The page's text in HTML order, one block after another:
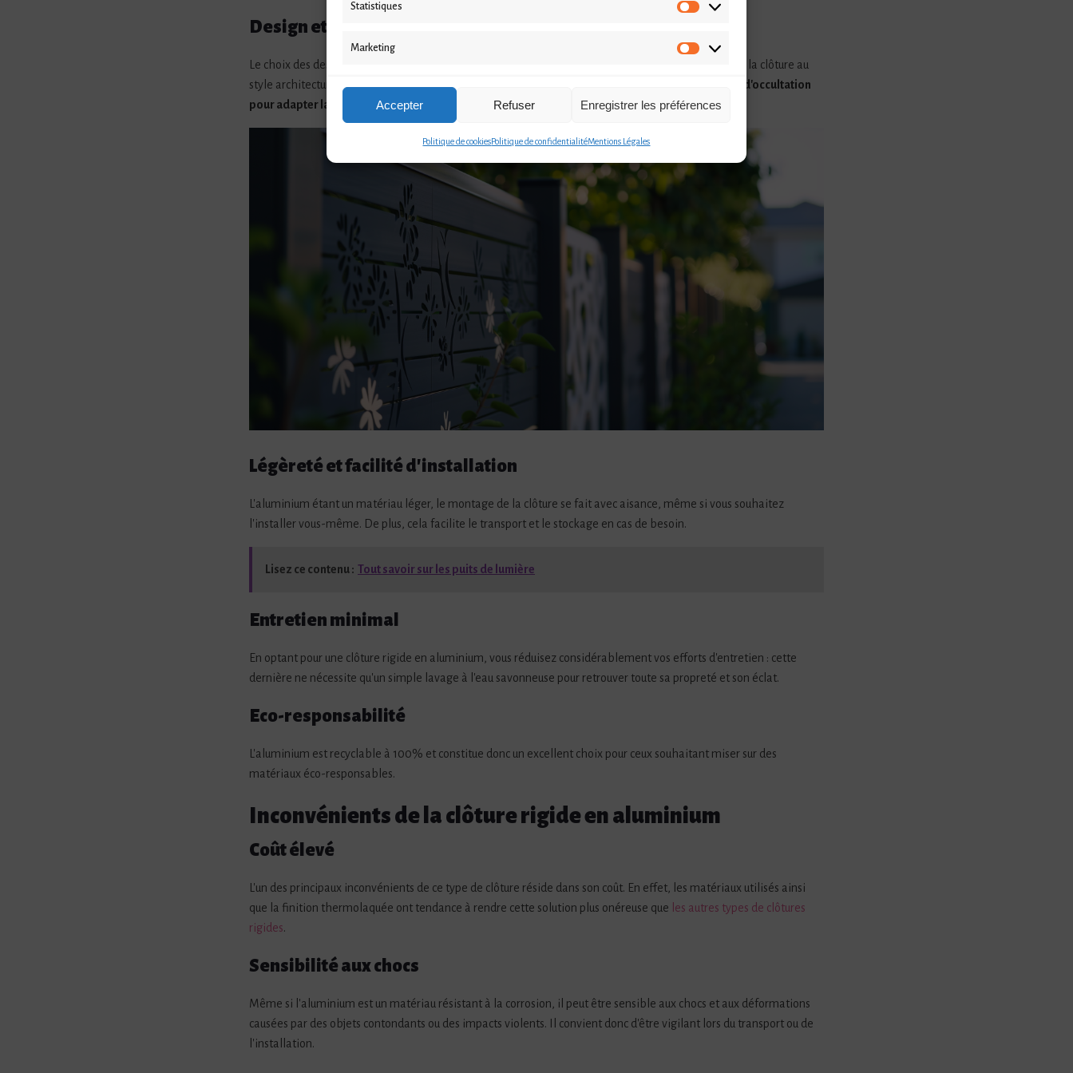
Statistiques
Statistiques
Marketing
Marketing
Accepter Refuser Enregistrer les préférences
Politique de cookiesPolitique de confidentialitéMentions Légales
Design et personnalisation
Le choix des designs et des couleurs est vaste, ce qui permet d'harmoniser avec goût l'esthétique de la clôture au
style architectural de votre maison ou bâtiment professionnel. De plus,
il existe différents niveaux d'occultation
pour adapter la clôture aux besoins de chaque situation
Légèreté et facilité d'installation
L'aluminium étant un matériau léger, le montage de la clôture se fait avec aisance, même si vous souhaitez
l'installer vous-même. De plus, cela facilite le transport et le stockage en cas de besoin.
Lisez ce contenu : Tout savoir sur les puits de lumière
Entretien minimal
En optant pour une clôture rigide en aluminium, vous réduisez considérablement vos efforts d'entretien : cette
dernière ne nécessite qu'un simple lavage à l'eau savonneuse pour retrouver toute sa propreté et son éclat.
Eco-responsabilité
L'aluminium est recyclable à 100% et constitue donc un excellent choix pour ceux souhaitant miser sur des
matériaux éco-responsables.
Inconvénients de la clôture rigide en aluminium
Coût élevé
L'un des principaux inconvénients de ce type de clôture réside dans son coût. En effet, les matériaux utilisés ainsi
que la finition thermolaquée ont tendance à rendre cette solution plus onéreuse que les autres types de clôtures
rigides.
Sensibilité aux chocs
Même si l'aluminium est un matériau résistant à la corrosion, il peut être sensible aux chocs et aux déformations
causées par des objets contondants ou des impacts violents. Il convient donc d'être vigilant lors du transport ou de
l'installation.